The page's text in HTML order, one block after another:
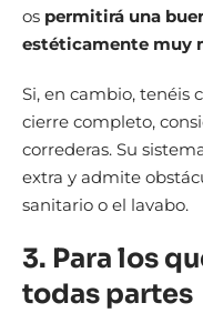
os permitirá una
estéticamente muy
Si, en cambio, tenéis
cierre completo,
correderas. Su
extra y admite
sanitario o el lavabo.
3. Para los
todas partes